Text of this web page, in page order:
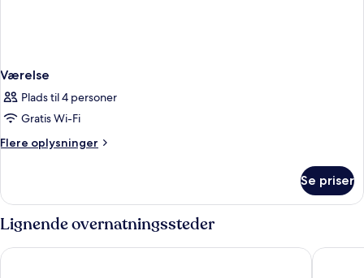
Værelse
Plads til 4 personer
Gratis Wi-Fi
Flere oplysninger
Flere
Se priser
Lignende overnatningssteder
Hotel Select Hotel